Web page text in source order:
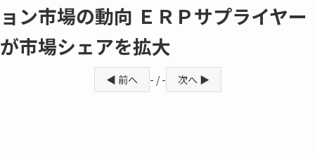
ョン市場の動向 ＥＲＰサプライヤー
が市場シェアを拡大
◀ 前へ - / - 次へ ▶